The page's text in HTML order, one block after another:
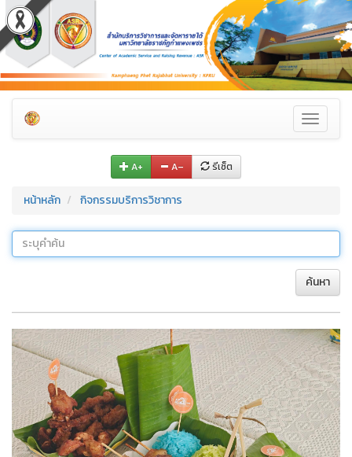
Toggle
A+ A– รีเซ็ต
หน้าหลัก กิจกรรมบริการวิชาการ
ค้นหา